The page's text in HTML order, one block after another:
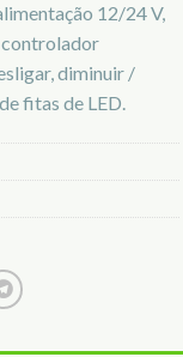
12/24 V,
controlador
diminuir /
fitas de LED.